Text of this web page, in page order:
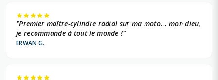
"Premier maître-cylindre radial sur ma moto... mon dieu,
je recommande à tout le monde !"
ERWAN G.